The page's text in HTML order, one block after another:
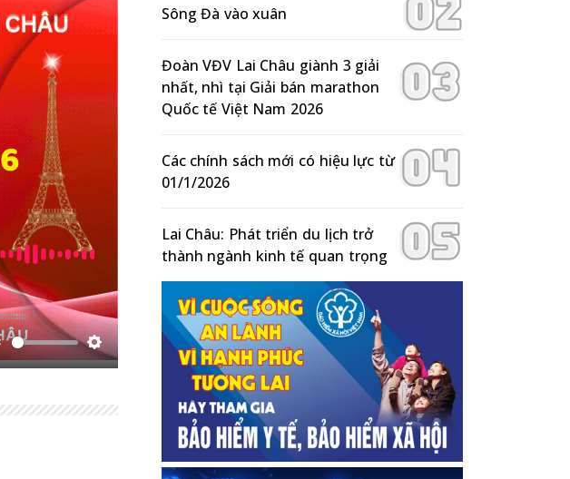
Thiết
Sông Đà vào xuân
Đoàn VĐV Lai Châu giành 3 giải
nhất, nhì tại Giải bán marathon
Quốc tế Việt Nam 2026
Các chính sách mới có hiệu lực từ
01/1/2026
Lai Châu: Phát triển du lịch trở
thành ngành kinh tế quan trọng